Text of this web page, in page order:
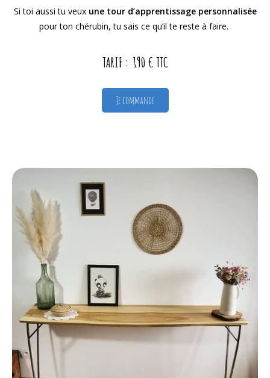
Si toi aussi tu veux une tour d’apprentissage personnalisée
pour ton chérubin, tu sais ce qu’il te reste à faire.
TARIF : 190 € TTC
Je commande